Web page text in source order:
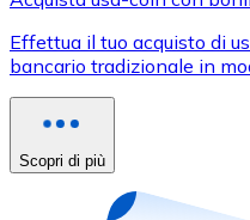
Usa le carte Visa e
Acquista con carta
Effettua il tuo acquisto di
bancario tradizionale in
Scopri di più